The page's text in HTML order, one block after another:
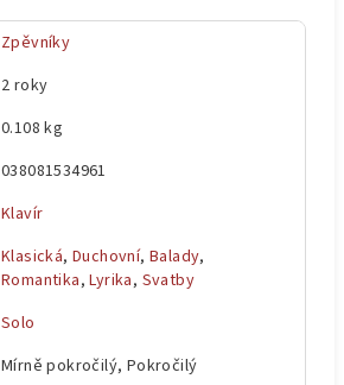
Zpěvníky
2 roky
0.108 kg
038081534961
Klavír
Klasická,Duchovní,Balady,
Romantika,Lyrika, Svatby
Solo
Mírně pokročilý, Pokročilý